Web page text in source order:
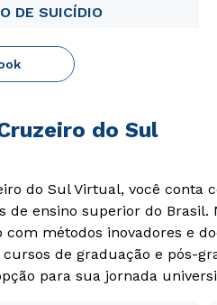
DE SUICÍDIO
do Sul
do Sul Virtual, você conta
de ensino superior do
com métodos inovadores e
de graduação e pós-
para sua jornada